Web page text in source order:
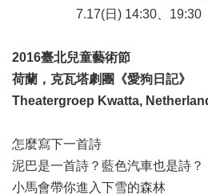
結
7.17(日) 14:30、19:30
2016臺北兒童藝術節
荷蘭，克瓦塔劇團《愛狗日記》
Theatergroep Kwatta,
怎麼寫下一首詩
泥巴是一首詩？藍色汽車也是詩？
小馬會帶你進入下雪的森林